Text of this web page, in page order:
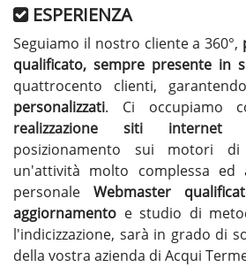
ESPERIENZA
Seguiamo il nostro cliente a 360°,
qualificato, sempre presente in
quattrocento clienti,
personalizzati. Ci occupiamo
realizzazione siti internet
posizionamento sui motori
un'attività molto complessa ed
personaleWebmaster
aggiornamento e studio di
l'indicizzazione, sarà in grado di
della vostra azienda di Acqui